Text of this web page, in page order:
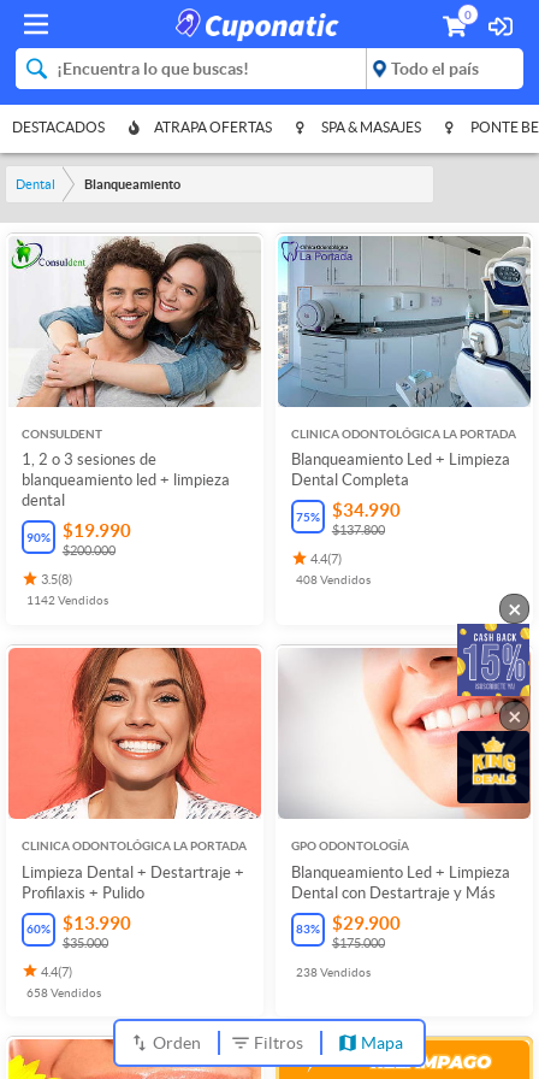
0
DESTACADOS ATRAPA OFERTAS SPA & MASAJES PONTE
Dental Blanqueamiento
CONSULDENT
1, 2 o 3 sesiones de
blanqueamiento led + limpieza
dental
90% $19.990
$200.000
3.5(8)
1142 Vendidos
CLINICA ODONTOLÓGICA LA PORTADA
Blanqueamiento Led + Limpieza
Dental Completa
75% $34.990
$137.800
4.4(7)
408Vendidos
CLINICA ODONTOLÓGICA LA PORTADA
Limpieza Dental + Destartraje +
Profilaxis + Pulido
60% $13.990
$35.000
4.4(7)
658Vendidos
GPO ODONTOLOGÍA
Blanqueamiento Led + Limpieza
Dental con Destartraje y Más
83% $29.900
$175.000
238Vendidos
Orden Filtros Mapa
×
×